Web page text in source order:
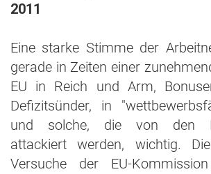
2011
Eine starke Stimme der
gerade in Zeiten einer
EU in Reich und Arm,
Defizitsünder, in
und solche, die von den
attackiert werden, wichtig.
Versuche der EU-